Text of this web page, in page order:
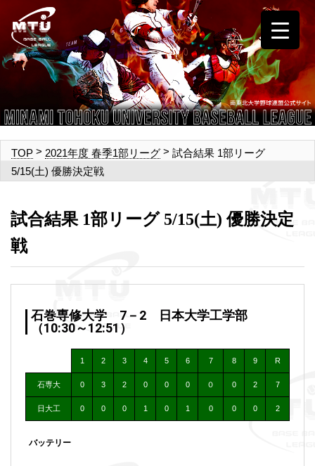
TOP > 2021年度 春季1部リーグ > 試合結果 1部リーグ
5/15(土) 優勝決定戦
試合結果 1部リーグ 5/15(土) 優勝決定
戦
石巻専修大学 7－2 日本大学工学部
（10:30～12:51）
1 2 3 4 5 6 7 8 9 R
石専大 0 3 2 0 0 0 ０ 0 2 7
日大工 0 0 0 1 0 1 0 0 0 2
バッテリー